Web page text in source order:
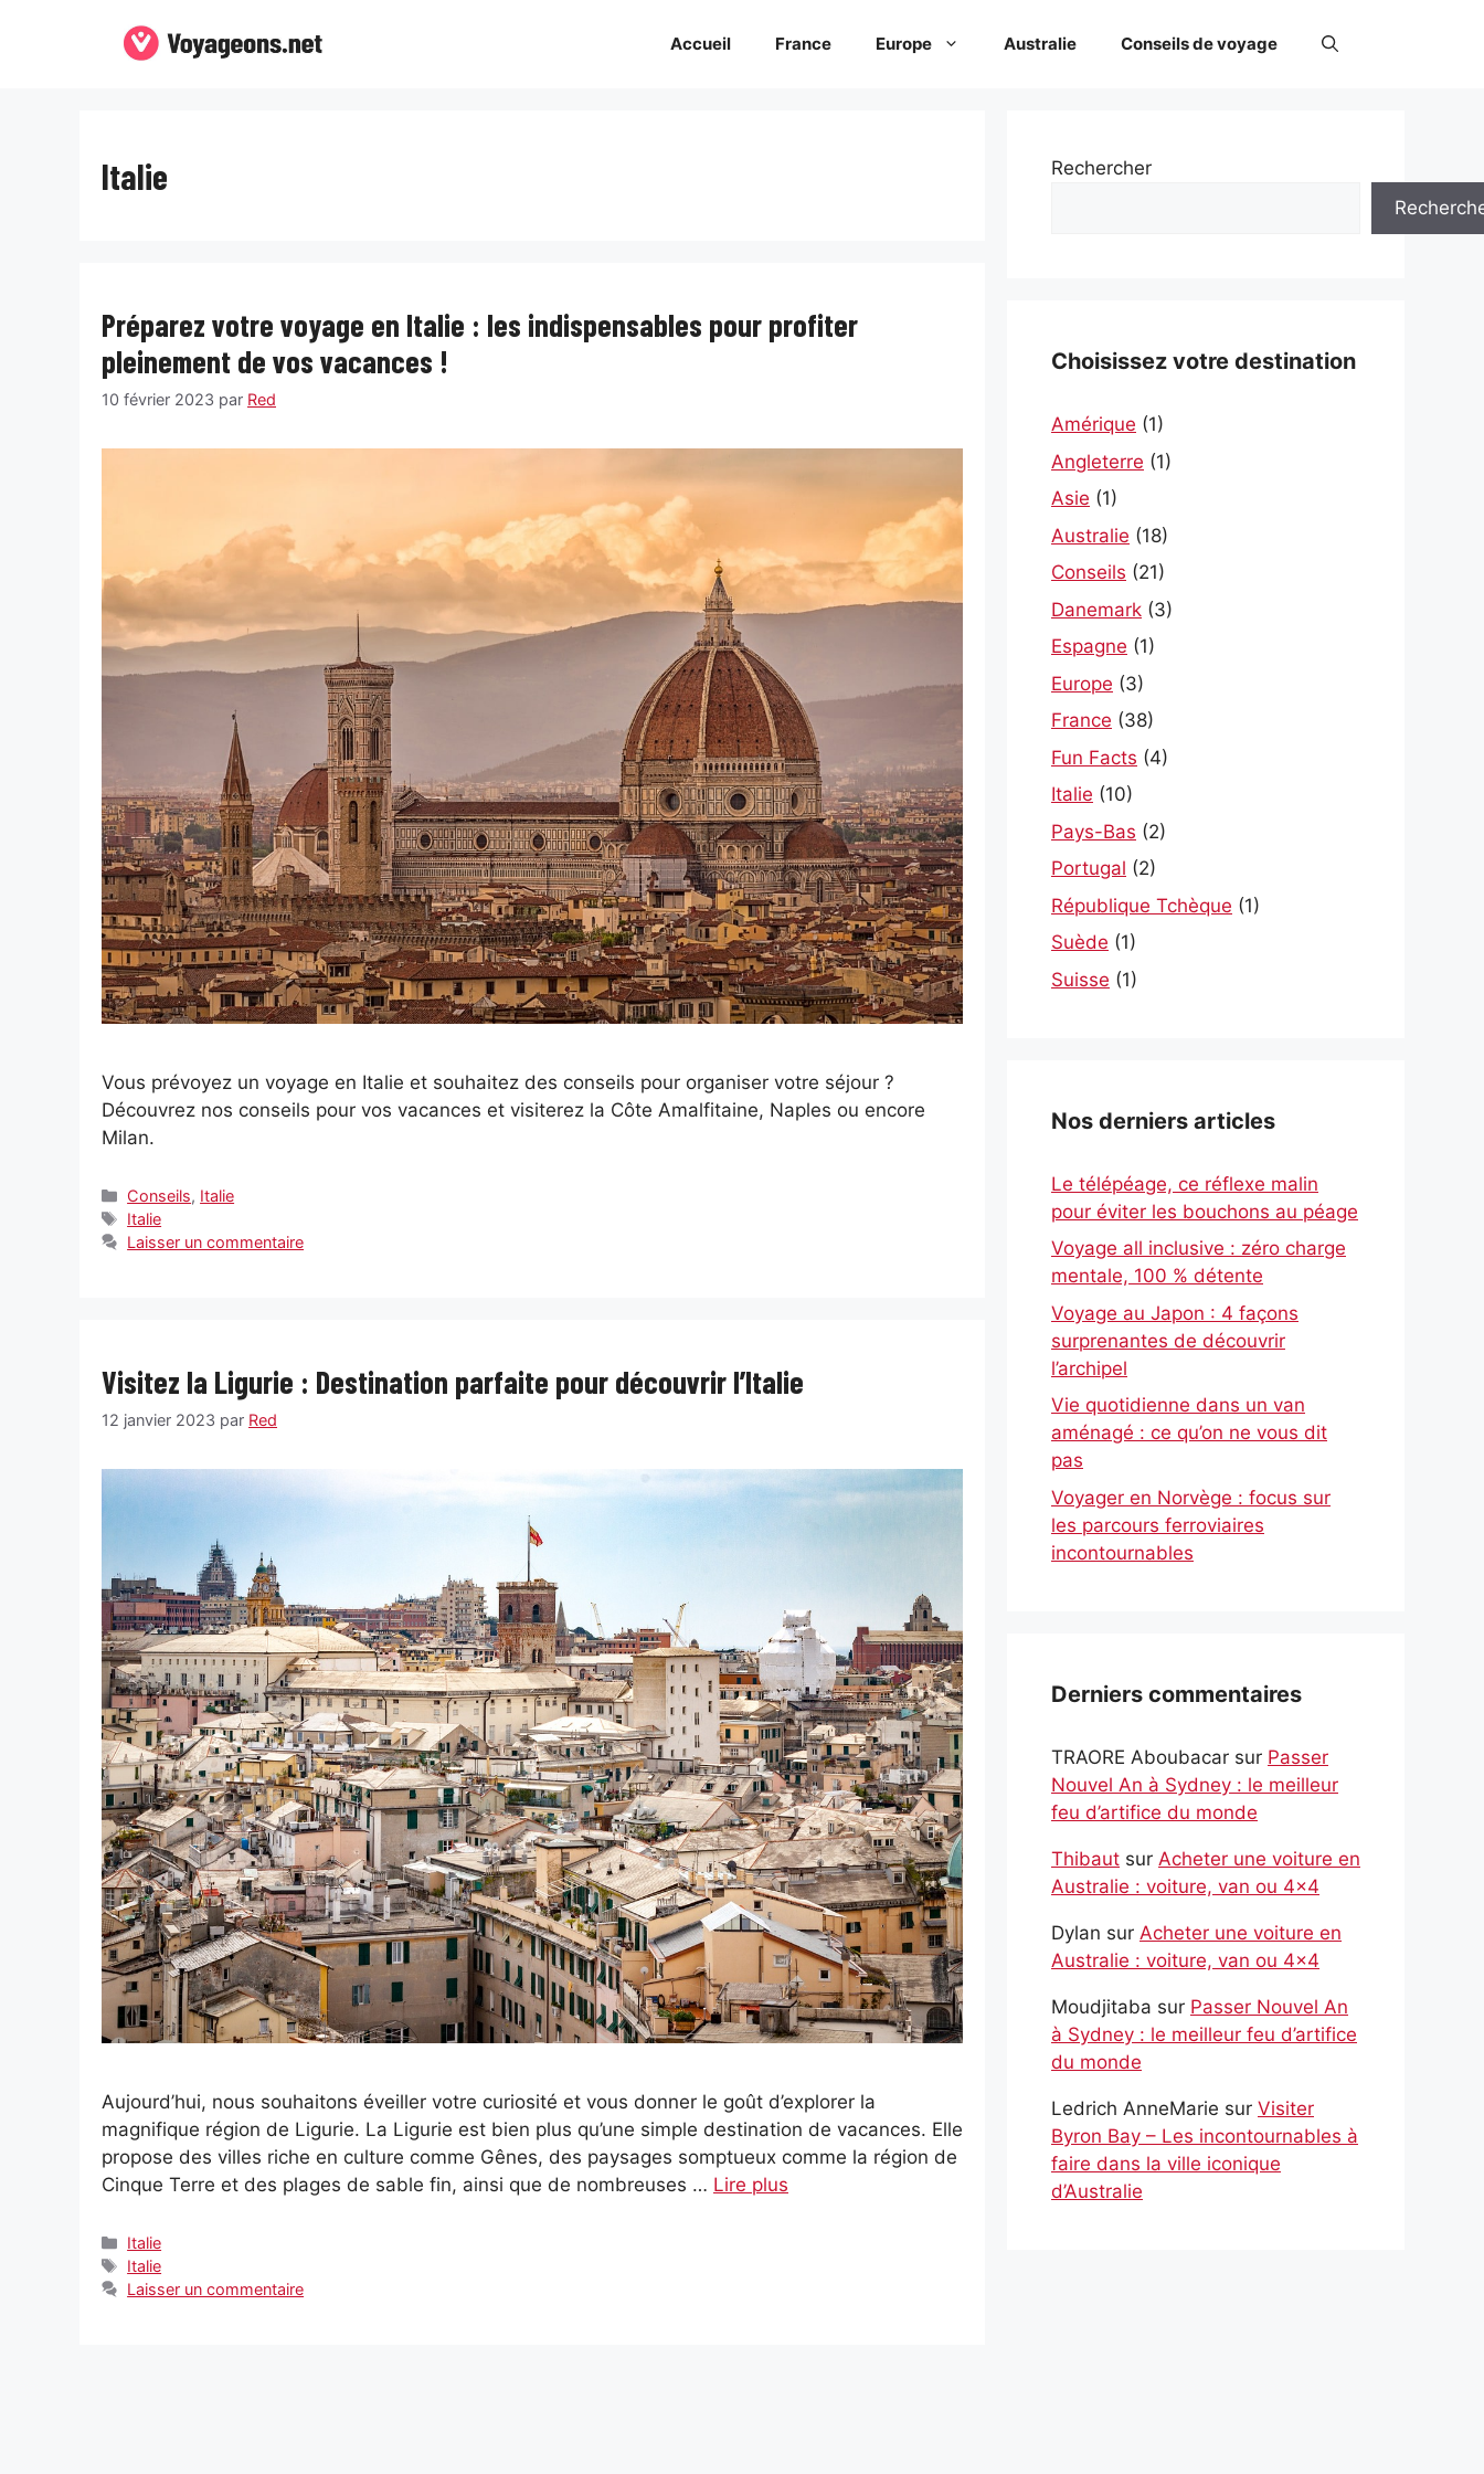
Accueil France Europe Australie Conseils de voyage
Italie
Préparez votre voyage en Italie : les indispensables pour profiter
pleinement de vos vacances !
10 février 2023 par Red
Vous prévoyez un voyage en Italie et souhaitez des conseils pour organiser votre séjour ?
Découvrez nos conseils pour vos vacances et visiterez la Côte Amalfitaine, Naples ou encore
Milan.
Catégories
Conseils, Italie
Étiquettes
Italie
Laisser un commentaire
Visitez la Ligurie : Destination parfaite pour découvrir l’Italie
12 janvier 2023 par Red
Aujourd’hui, nous souhaitons éveiller votre curiosité et vous donner le goût d’explorer la
magnifique région de Ligurie. La Ligurie est bien plus qu’une simple destination de vacances. Elle
propose des villes riche en culture comme Gênes, des paysages somptueux comme la région de
Cinque Terre et des plages de sable fin, ainsi que de nombreuses … Lire plus
Catégories
Italie
Étiquettes
Italie
Laisser un commentaire
Rechercher
Choisissez votre destination
Amérique (1)
Angleterre (1)
Asie (1)
Australie (18)
Conseils (21)
Danemark (3)
Espagne (1)
Europe (3)
France (38)
Fun Facts (4)
Italie (10)
Pays-Bas (2)
Portugal (2)
République Tchèque (1)
Suède (1)
Suisse (1)
Nos derniers articles
Le télépéage, ce réflexe malin
pour éviter les bouchons au péage
Voyage all inclusive : zéro charge
mentale, 100 % détente
Voyage au Japon : 4 façons
surprenantes de découvrir
l’archipel
Vie quotidienne dans un van
aménagé : ce qu’on ne vous dit
pas
Voyager en Norvège : focus sur
les parcours ferroviaires
incontournables
Derniers commentaires
TRAORE Aboubacar sur Passer
Nouvel An à Sydney : le meilleur
feu d’artifice du monde
Thibaut sur Acheter une voiture en
Australie : voiture, van ou 4×4
Dylan sur Acheter une voiture en
Australie : voiture, van ou 4×4
Moudjitaba sur Passer Nouvel An
à Sydney : le meilleur feu d’artifice
du monde
Ledrich AnneMarie sur Visiter
Byron Bay – Les incontournables à
faire dans la ville iconique
d’Australie